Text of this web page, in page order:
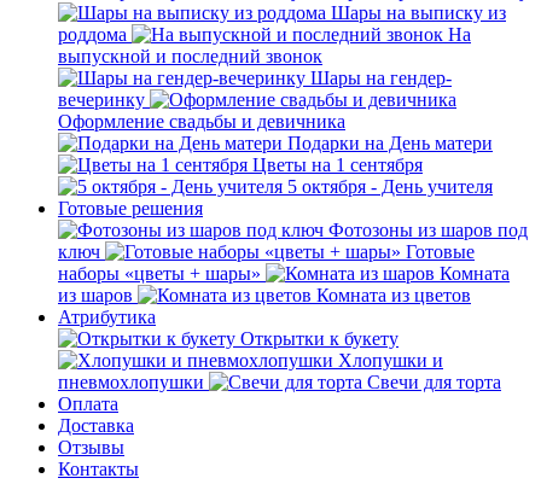
Шары на выписку из
роддома
На
выпускной и последний звонок
Шары на гендер-
вечеринку
Оформление свадьбы и девичника
Подарки на День матери
Цветы на 1 сентября
5 октября - День учителя
Готовые решения
Фотозоны из шаров под
ключ
Готовые
наборы «цветы + шары»
Комната
из шаров
Комната из цветов
Атрибутика
Открытки к букету
Хлопушки и
пневмохлопушки
Свечи для торта
Оплата
Доставка
Отзывы
Контакты